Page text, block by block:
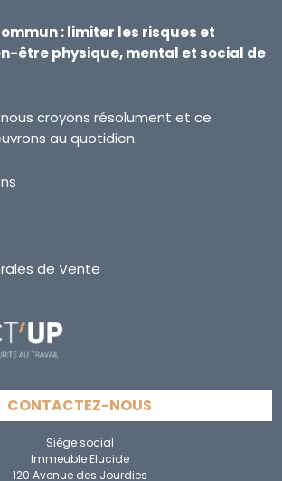
: limiter les risques et
être physique, mental et social de
croyons résolument et ce
au quotidien.
de Vente
CONTACTEZ-NOUS
Siège social
Immeuble Elucide
120 Avenue des Jourdies